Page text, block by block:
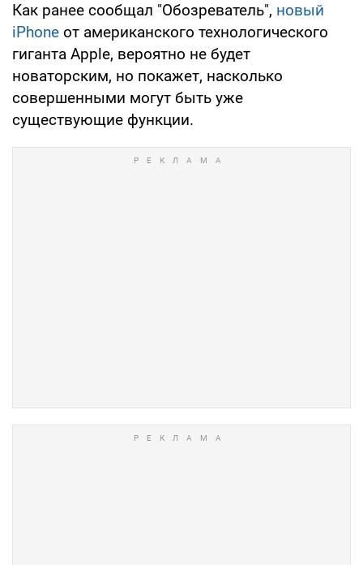
Как ранее сообщал "Обозреватель", новый
iPhone от американского технологического
гиганта Apple, вероятно не будет
новаторским, но покажет, насколько
совершенными могут быть уже
существующие функции.